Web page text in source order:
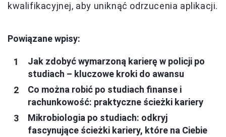
kwalifikacyjnej, aby uniknąć odrzucenia aplikacji.
Powiązane wpisy:
Jak zdobyć wymarzoną karierę w policji po
studiach – kluczowe kroki do awansu
Co można robić po studiach finanse i
rachunkowość: praktyczne ścieżki kariery
Mikrobiologia po studiach: odkryj
fascynujące ścieżki kariery, które na Ciebie